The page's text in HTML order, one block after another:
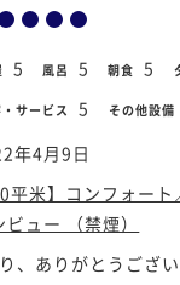
5 風呂 5 朝食 5
サービス 5 その他設備
年4月9日
平米】コンフォー
ビュー （禁煙）
、ありがとうござ